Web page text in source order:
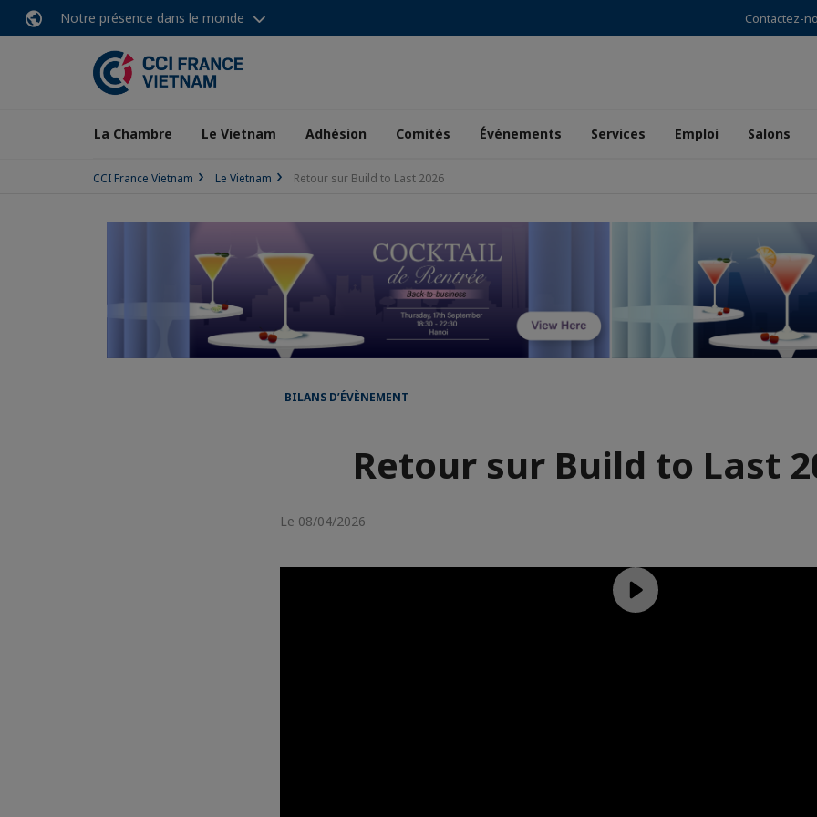
Notre présence dans le monde Contactez-
La Chambre Le Vietnam Adhésion Comités Événements Services Emploi Salons
CCI France Vietnam Le Vietnam Retour sur Build to Last 2026
BILANS D’ÉVÈNEMENT
Retour sur Build to Last
Le 08/04/2026